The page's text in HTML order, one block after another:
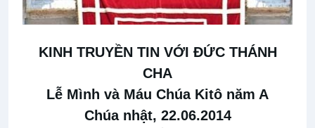
KINH TRUYỀN TIN VỚI ĐỨC THÁNH
CHA
Lễ Mình và Máu Chúa Kitô năm A
Chúa nhật, 22.06.2014